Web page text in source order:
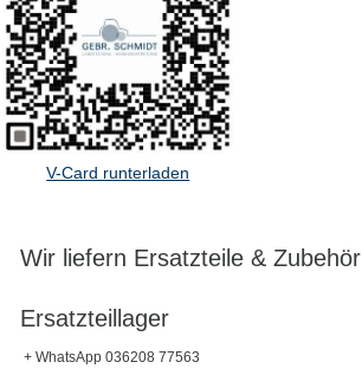
V-Card runterladen
Wir liefern Ersatzteile & Zubehör
Ersatzteillager
+ WhatsApp 036208 77563